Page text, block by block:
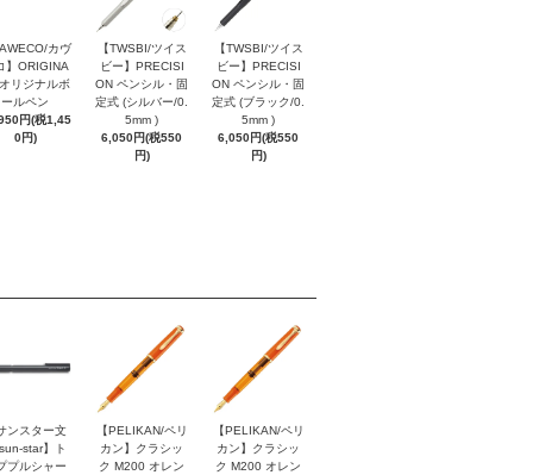
カヴ
】ORIGINA
リジナルボ
ールペン
円(税1,45
0円)
【TWSBI/ツイス
ビー】PRECISI
ON ペンシル・固
定式 (シルバー/0.
5mm )
6,050円(税550
円)
【TWSBI/ツイス
ビー】PRECISI
ON ペンシル・固
定式 (ブラック/0.
5mm )
6,050円(税550
円)
ンスター文
star】ト
プルシャー
【PELIKAN/ペリ
カン】クラシッ
ク M200 オレン
【PELIKAN/ペリ
カン】クラシッ
ク M200 オレン